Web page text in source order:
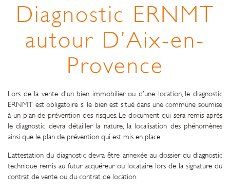
Diagnostic ERNMT
autour D’Aix-en-
Provence
Lors de la vente d’un bien immobilier ou d’une location, le diagnostic
ERNMT est obligatoire si le bien est situé dans une commune soumise
à un plan de prévention des risques. Le document qui sera remis après
le diagnostic devra détailler la nature, la localisation des phénomènes
ainsi que le plan de prévention qui est mis en place.
L’attestation du diagnostic devra être annexée au dossier du diagnostic
technique remis au futur acquéreur ou locataire lors de la signature du
contrat de vente ou du contrat de location.